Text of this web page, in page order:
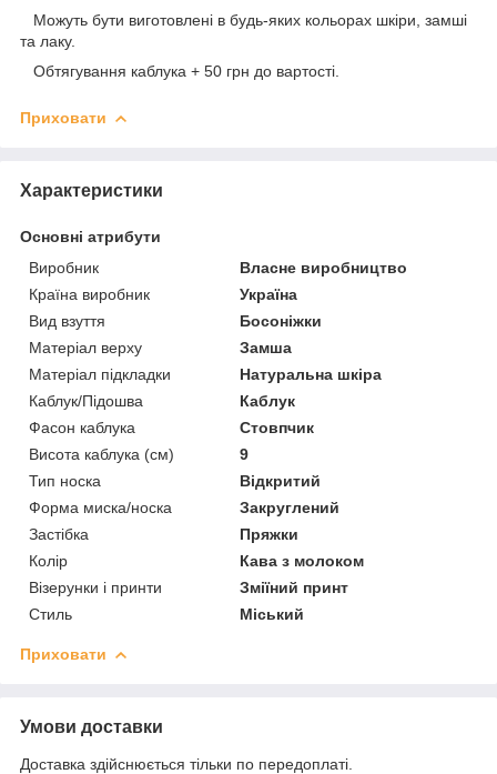
Можуть бути виготовлені в будь-яких кольорах шкіри, замші
та лаку.
Обтягування каблука + 50 грн до вартості.
Приховати
Характеристики
Основні атрибути
Виробник
Власне виробництво
Країна виробник
Україна
Вид взуття
Босоніжки
Матеріал верху
Замша
Матеріал підкладки
Натуральна шкіра
Каблук/Підошва
Каблук
Фасон каблука
Стовпчик
Висота каблука (см)
9
Тип носка
Відкритий
Форма миска/носка
Закруглений
Застібка
Пряжки
Колір
Кава з молоком
Візерунки і принти
Зміїний принт
Стиль
Міський
Приховати
Умови доставки
Доставка здійснюється тільки по передоплаті.